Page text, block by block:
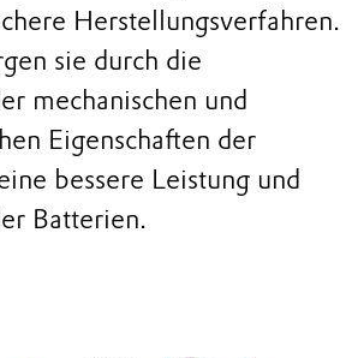
Herstellungsverfahren.
sie durch die
mechanischen und
Eigenschaften der
bessere Leistung und
Batterien.